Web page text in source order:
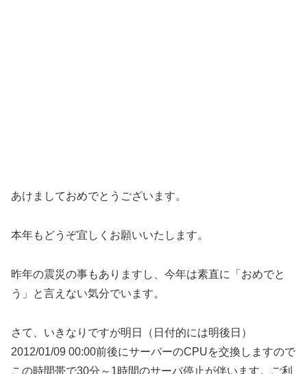
あけましておめでとうございます。
本年もどうぞ宜しくお願いいたします。
昨年の震災の事もありますし、今年は素直に「おめでと
う」と言えない気分でいます。
さて、いきなりですが明日（日付的には明後日）
2012/01/09 00:00前後にサーバーのCPUを交換しますので
この時間帯で30分～1時間のサーバ停止が伴います。ご利